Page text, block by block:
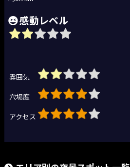
感動レベル
雰囲気
穴場度
アクセス